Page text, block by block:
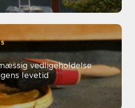
vedligeholdelse
levetid